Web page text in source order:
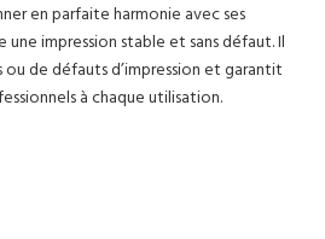
en parfaite harmonie avec ses
une impression stable et sans défaut. Il
ou de défauts d’impression et garantit
à chaque utilisation.